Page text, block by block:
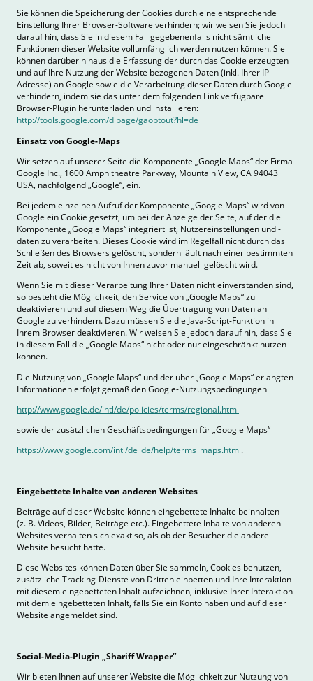
Sie können die Speicherung der Cookies durch eine entsprechende
Einstellung Ihrer Browser-Software verhindern; wir weisen Sie jedoch
darauf hin, dass Sie in diesem Fall gegebenenfalls nicht sämtliche
Funktionen dieser Website vollumfänglich werden nutzen können. Sie
können darüber hinaus die Erfassung der durch das Cookie erzeugten
und auf Ihre Nutzung der Website bezogenen Daten (inkl. Ihrer IP-
Adresse) an Google sowie die Verarbeitung dieser Daten durch Google
verhindern, indem sie das unter dem folgenden Link verfügbare
Browser-Plugin herunterladen und installieren:
http://tools.google.com/dlpage/gaoptout?hl=de
Einsatz von Google-Maps
Wir setzen auf unserer Seite die Komponente „Google Maps“ der Firma
Google Inc., 1600 Amphitheatre Parkway, Mountain View, CA 94043
USA, nachfolgend „Google“, ein.
Bei jedem einzelnen Aufruf der Komponente „Google Maps“ wird von
Google ein Cookie gesetzt, um bei der Anzeige der Seite, auf der die
Komponente „Google Maps“ integriert ist, Nutzereinstellungen und -
daten zu verarbeiten. Dieses Cookie wird im Regelfall nicht durch das
Schließen des Browsers gelöscht, sondern läuft nach einer bestimmten
Zeit ab, soweit es nicht von Ihnen zuvor manuell gelöscht wird.
Wenn Sie mit dieser Verarbeitung Ihrer Daten nicht einverstanden sind,
so besteht die Möglichkeit, den Service von „Google Maps“ zu
deaktivieren und auf diesem Weg die Übertragung von Daten an
Google zu verhindern. Dazu müssen Sie die Java-Script-Funktion in
Ihrem Browser deaktivieren. Wir weisen Sie jedoch darauf hin, dass Sie
in diesem Fall die „Google Maps“ nicht oder nur eingeschränkt nutzen
können.
Die Nutzung von „Google Maps“ und der über „Google Maps“ erlangten
Informationen erfolgt gemäß den Google-Nutzungsbedingungen
http://www.google.de/intl/de/policies/terms/regional.html
sowie der zusätzlichen Geschäftsbedingungen für „Google Maps“
https://www.google.com/intl/de_de/help/terms_maps.html.
Eingebettete Inhalte von anderen Websites
Beiträge auf dieser Website können eingebettete Inhalte beinhalten
(z. B. Videos, Bilder, Beiträge etc.). Eingebettete Inhalte von anderen
Websites verhalten sich exakt so, als ob der Besucher die andere
Website besucht hätte.
Diese Websites können Daten über Sie sammeln, Cookies benutzen,
zusätzliche Tracking-Dienste von Dritten einbetten und Ihre Interaktion
mit diesem eingebetteten Inhalt aufzeichnen, inklusive Ihrer Interaktion
mit dem eingebetteten Inhalt, falls Sie ein Konto haben und auf dieser
Website angemeldet sind.
Social-Media-Plugin „Shariff Wrapper“
Wir bieten Ihnen auf unserer Website die Möglichkeit zur Nutzung von